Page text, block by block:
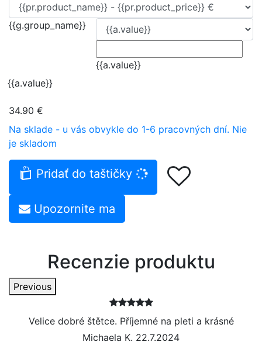
{{g.group_name}}
{{a.value}}
{{a.value}}
34.90 €
Na sklade - u vás obvykle do 1-6 pracovných dní. Nie
je skladom
Pridať do taštičky
Upozornite ma
Recenzie produktu
Previous
Velice dobré štětce. Příjemné na pleti a krásné
Michaela K. 22.7.2024